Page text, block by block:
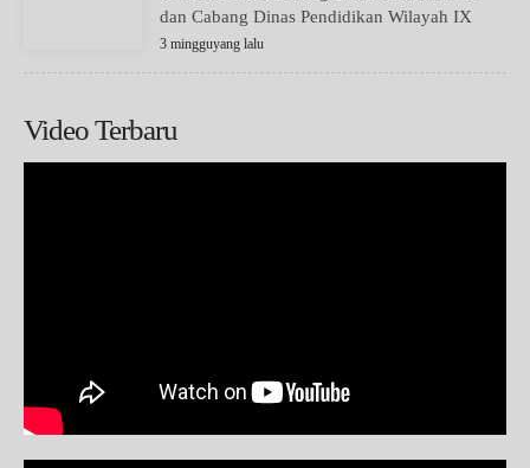
dan Cabang Dinas Pendidikan Wilayah IX
3 mingguyang lalu
Video Terbaru